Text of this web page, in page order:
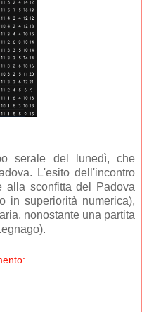
serale del lunedì, che
L'esito dell'incontro
alla sconfitta del Padova
in superiorità numerica),
nonostante una partita